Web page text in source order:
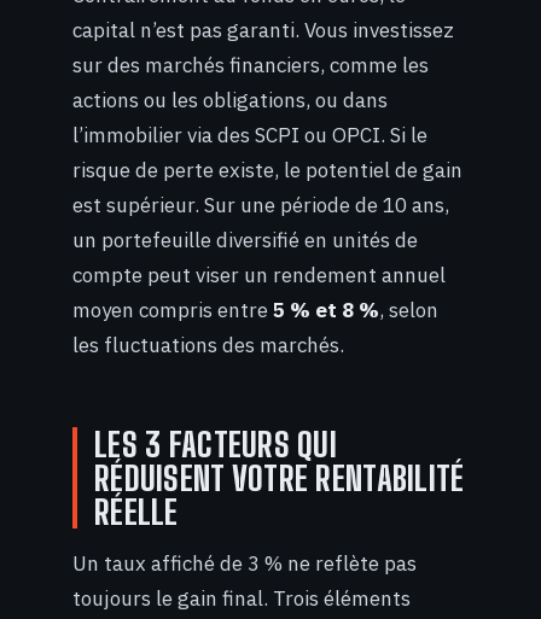
capital n’est pas garanti. Vous investissez
sur des marchés financiers, comme les
actions ou les obligations, ou dans
l’immobilier via des SCPI ou OPCI. Si le
risque de perte existe, le potentiel de gain
est supérieur. Sur une période de 10 ans,
un portefeuille diversifié en unités de
compte peut viser un rendement annuel
moyen compris entre5 % et 8 %, selon
les fluctuations des marchés.
LES 3 FACTEURS QUI
RÉDUISENT VOTRE RENTABILITÉ
RÉELLE
Un taux affiché de 3 % ne reflète pas
toujours le gain final. Trois éléments